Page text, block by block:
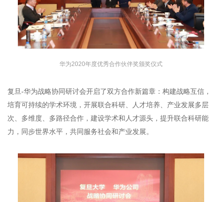
华为2020年度优秀合作伙伴奖颁奖仪式
复旦-华为战略协同研讨会开启了双方合作新篇章：构建战略互信，
培育可持续的学术环境，开展联合科研、人才培养、产业发展多层
次、多维度、多路径合作，建设学术和人才源头，提升联合科研能
力，同步世界水平，共同服务社会和产业发展。